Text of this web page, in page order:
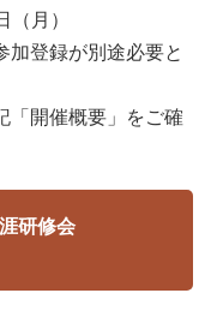
月）
加登録が別途必要と
「開催概要」をご確
研修会